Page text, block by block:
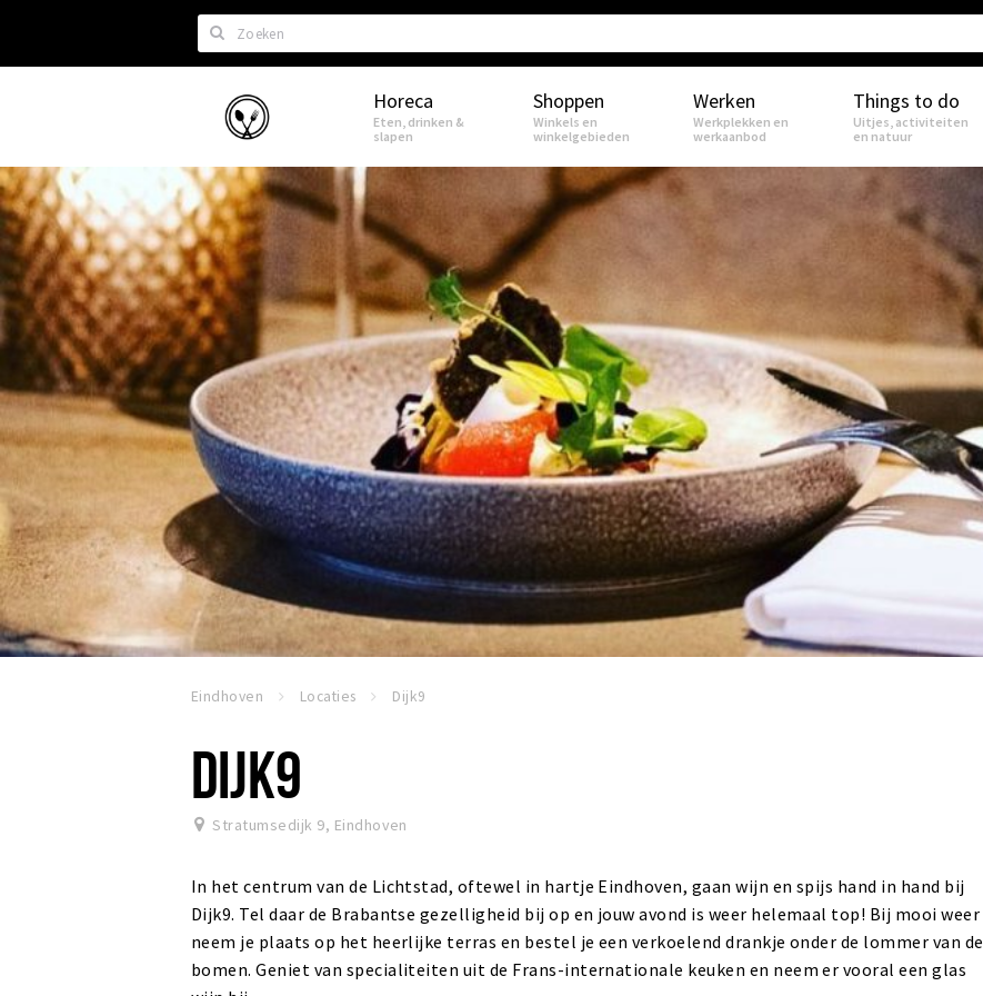
Zoeken
Eindhoven Horeca
Eten, drinken &
slapen
Shoppen
Winkels en
winkelgebieden
Werken
Werkplekken en
werkaanbod
Things to do
Uitjes, activiteiten
en natuur
Eindhoven Locaties Dijk9
DIJK9
Stratumsedijk 9, Eindhoven
In het centrum van de Lichtstad, oftewel in hartje Eindhoven, gaan wijn en spijs hand in hand bij
Dijk9. Tel daar de Brabantse gezelligheid bij op en jouw avond is weer helemaal top! Bij mooi weer
neem je plaats op het heerlijke terras en bestel je een verkoelend drankje onder de lommer van de
bomen. Geniet van specialiteiten uit de Frans-internationale keuken en neem er vooral een glas